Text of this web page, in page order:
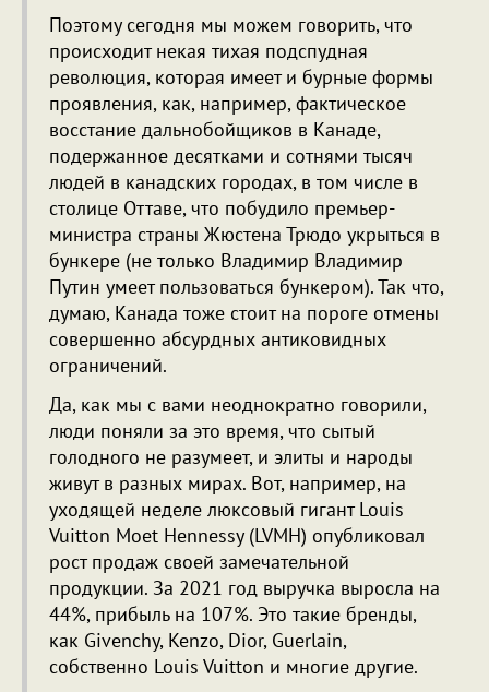
Поэтому сегодня мы можем говорить, что
происходит некая тихая подспудная
революция, которая имеет и бурные формы
проявления, как, например, фактическое
восстание дальнобойщиков в Канаде,
подержанное десятками и сотнями тысяч
людей в канадских городах, в том числе в
столице Оттаве, что побудило премьер-
министра страны Жюстена Трюдо укрыться в
бункере (не только Владимир Владимир
Путин умеет пользоваться бункером). Так что,
думаю, Канада тоже стоит на пороге отмены
совершенно абсурдных антиковидных
ограничений.
Да, как мы с вами неоднократно говорили,
люди поняли за это время, что сытый
голодного не разумеет, и элиты и народы
живут в разных мирах. Вот, например, на
уходящей неделе люксовый гигант Louis
Vuitton Moet Hennessy (LVMH) опубликовал
рост продаж своей замечательной
продукции. За 2021 год выручка выросла на
44%, прибыль на 107%. Это такие бренды,
как Givenchy, Kenzo, Dior, Guerlain,
собственно Louis Vuitton и многие другие.